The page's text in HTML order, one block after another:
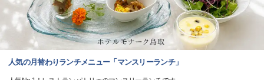
人気の月替わりランチメニュー「マンスリーランチ」